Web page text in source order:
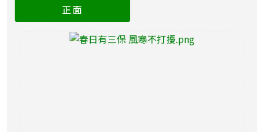
正面